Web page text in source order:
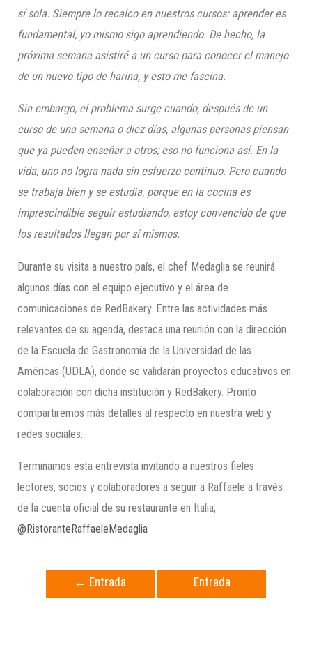
sí sola. Siempre lo recalco en nuestros cursos: aprender es
fundamental, yo mismo sigo aprendiendo. De hecho, la
próxima semana asistiré a un curso para conocer el manejo
de un nuevo tipo de harina, y esto me fascina.
Sin embargo, el problema surge cuando, después de un
curso de una semana o diez días, algunas personas piensan
que ya pueden enseñar a otros; eso no funciona así. En la
vida, uno no logra nada sin esfuerzo continuo. Pero cuando
se trabaja bien y se estudia, porque en la cocina es
imprescindible seguir estudiando, estoy convencido de que
los resultados llegan por sí mismos.
Durante su visita a nuestro país, el chef Medaglia se reunirá
algunos días con el equipo ejecutivo y el área de
comunicaciones de RedBakery. Entre las actividades más
relevantes de su agenda, destaca una reunión con la dirección
de la Escuela de Gastronomía de la Universidad de las
Américas (UDLA), donde se validarán proyectos educativos en
colaboración con dicha institución y RedBakery. Pronto
compartiremos más detalles al respecto en nuestra web y
redes sociales.
Terminamos esta entrevista invitando a nuestros fieles
lectores, socios y colaboradores a seguir a Raffaele a través
de la cuenta oficial de su restaurante en Italia;
@RistoranteRaffaeleMedaglia
← Entrada
Entrada